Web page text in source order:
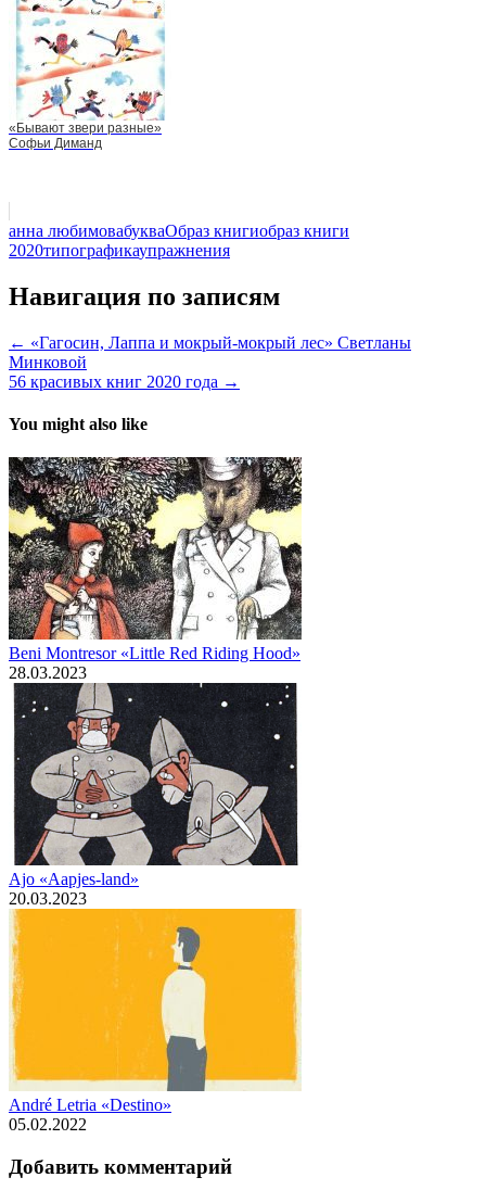
«Бывают звери разные»
Софьи Диманд
анна любимовабукваОбраз книгиобраз книги
2020типографикаупражнения
Навигация по записям
← «Гагосин, Лаппа и мокрый-мокрый лес» Светланы
Минковой
56 красивых книг 2020 года →
You might also like
Beni Montresor «Little Red Riding Hood»
28.03.2023
Ajo «Aapjes-land»
20.03.2023
André Letria «Destino»
05.02.2022
Добавить комментарий